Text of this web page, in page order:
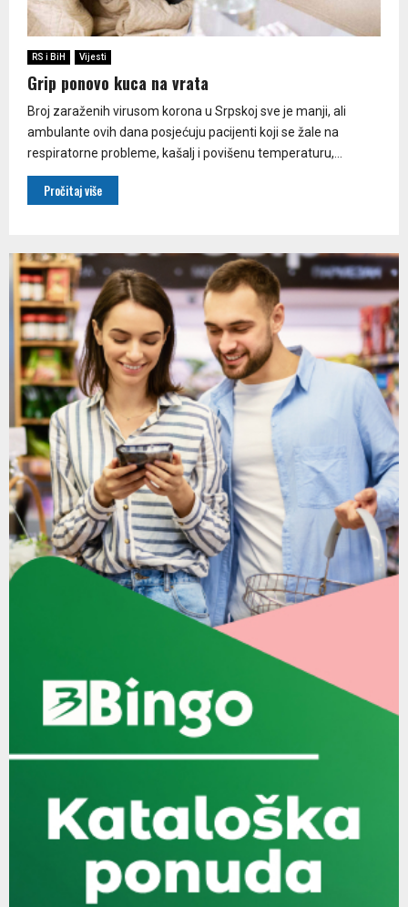
RS i BiH Vijesti
Grip ponovo kuca na vrata
Broj zaraženih virusom korona u Srpskoj sve je manji, ali
ambulante ovih dana posjećuju pacijenti koji se žale na
respiratorne probleme, kašalj i povišenu temperaturu,...
Pročitaj više